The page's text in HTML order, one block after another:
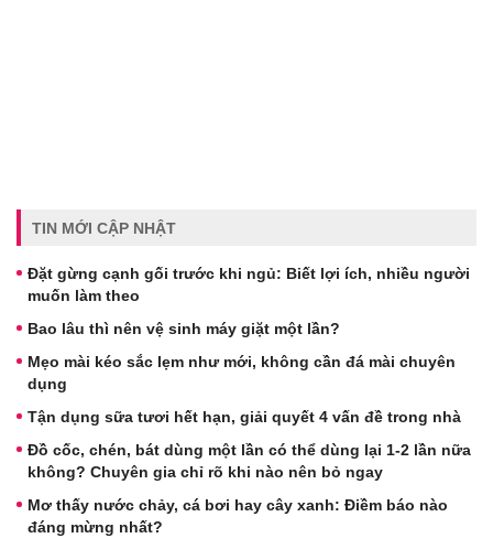
TIN MỚI CẬP NHẬT
Đặt gừng cạnh gối trước khi ngủ: Biết lợi ích, nhiều người
muốn làm theo
Bao lâu thì nên vệ sinh máy giặt một lần?
Mẹo mài kéo sắc lẹm như mới, không cần đá mài chuyên
dụng
Tận dụng sữa tươi hết hạn, giải quyết 4 vấn đề trong nhà
Đồ cốc, chén, bát dùng một lần có thể dùng lại 1-2 lần nữa
không? Chuyên gia chỉ rõ khi nào nên bỏ ngay
Mơ thấy nước chảy, cá bơi hay cây xanh: Điềm báo nào
đáng mừng nhất?